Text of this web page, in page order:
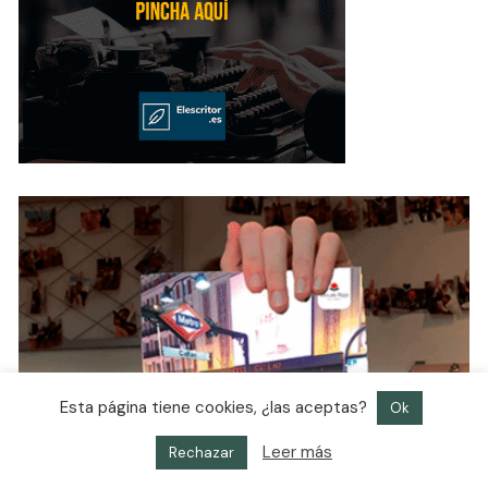
Esta página tiene cookies, ¿las aceptas? Ok
Rechazar Leer más